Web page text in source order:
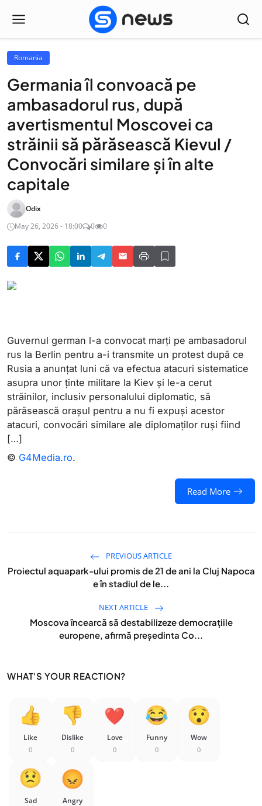
Romania
Germania îl convoacă pe
ambasadorul rus, după
avertismentul Moscovei ca
străinii să părăsească Kievul /
Convocări similare şi în alte
capitale
Odix
May 26, 2026 - 18:00
0 0
Guvernul german l-a convocat marţi pe ambasadorul
rus la Berlin pentru a-i transmite un protest după ce
Rusia a anunţat luni că va efectua atacuri sistematice
asupra unor ţinte militare la Kiev şi le-a cerut
străinilor, inclusiv personalului diplomatic, să
părăsească oraşul pentru a nu fi expuşi acestor
atacuri, convocări similare ale diplomaţilor ruşi fiind
[…]
© G4Media.ro.
Read More
PREVIOUS ARTICLE
Proiectul aquapark-ului promis de 21 de ani la Cluj Napoca
e în stadiul de le...
NEXT ARTICLE
Moscova încearcă să destabilizeze democraţiile
europene, afirmă președinta Co...
WHAT'S YOUR REACTION?
Like
0
Dislike
0
Love
0
Funny
0
Wow
0
Sad Angry